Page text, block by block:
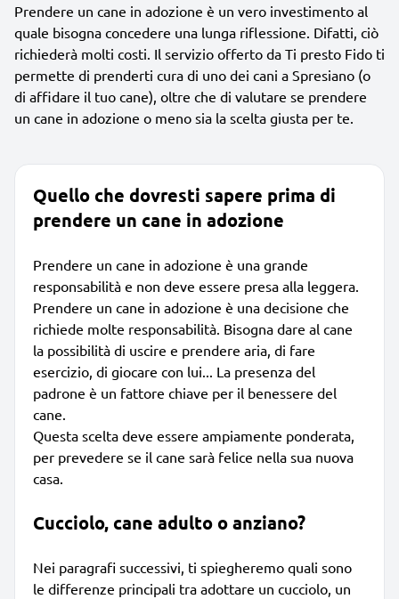
Prendere un cane in adozione è un vero investimento al
quale bisogna concedere una lunga riflessione. Difatti, ciò
richiederà molti costi. Il servizio offerto da Ti presto Fido ti
permette di prenderti cura di uno dei cani a Spresiano (o
di affidare il tuo cane), oltre che di valutare se prendere
un cane in adozione o meno sia la scelta giusta per te.
Quello che dovresti sapere prima di
prendere un cane in adozione
Prendere un cane in adozione è una grande
responsabilità e non deve essere presa alla leggera.
Prendere un cane in adozione è una decisione che
richiede molte responsabilità. Bisogna dare al cane
la possibilità di uscire e prendere aria, di fare
esercizio, di giocare con lui... La presenza del
padrone è un fattore chiave per il benessere del
cane.
Questa scelta deve essere ampiamente ponderata,
per prevedere se il cane sarà felice nella sua nuova
casa.
Cucciolo, cane adulto o anziano?
Nei paragrafi successivi, ti spiegheremo quali sono
le differenze principali tra adottare un cucciolo, un